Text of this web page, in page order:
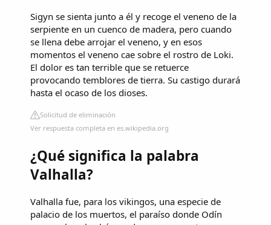
Sigyn se sienta junto a él y recoge el veneno de la
serpiente en un cuenco de madera, pero cuando
se llena debe arrojar el veneno, y en esos
momentos el veneno cae sobre el rostro de Loki.
El dolor es tan terrible que se retuerce
provocando temblores de tierra. Su castigo durará
hasta el ocaso de los dioses.
Solicitud de eliminación
Ver respuesta completa en es.wikipedia.org
¿Qué significa la palabra
Valhalla?
Valhalla fue, para los vikingos, una especie de
palacio de los muertos, el paraíso donde Odín